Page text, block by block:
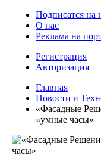
Подписатся на
О нас
Реклама на
Регистрация
Авторизация
Главная
Новости и
«Фасадные
«умные часы»